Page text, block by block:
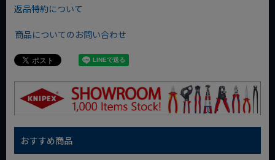
返品特約について
商品についてのお問い合わせ
おすすめ商品